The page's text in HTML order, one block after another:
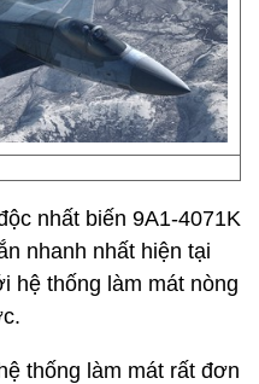
nhất biến 9A1-4071K
nhanh nhất hiện tại
hệ thống làm mát nòng
thống làm mát rất đơn